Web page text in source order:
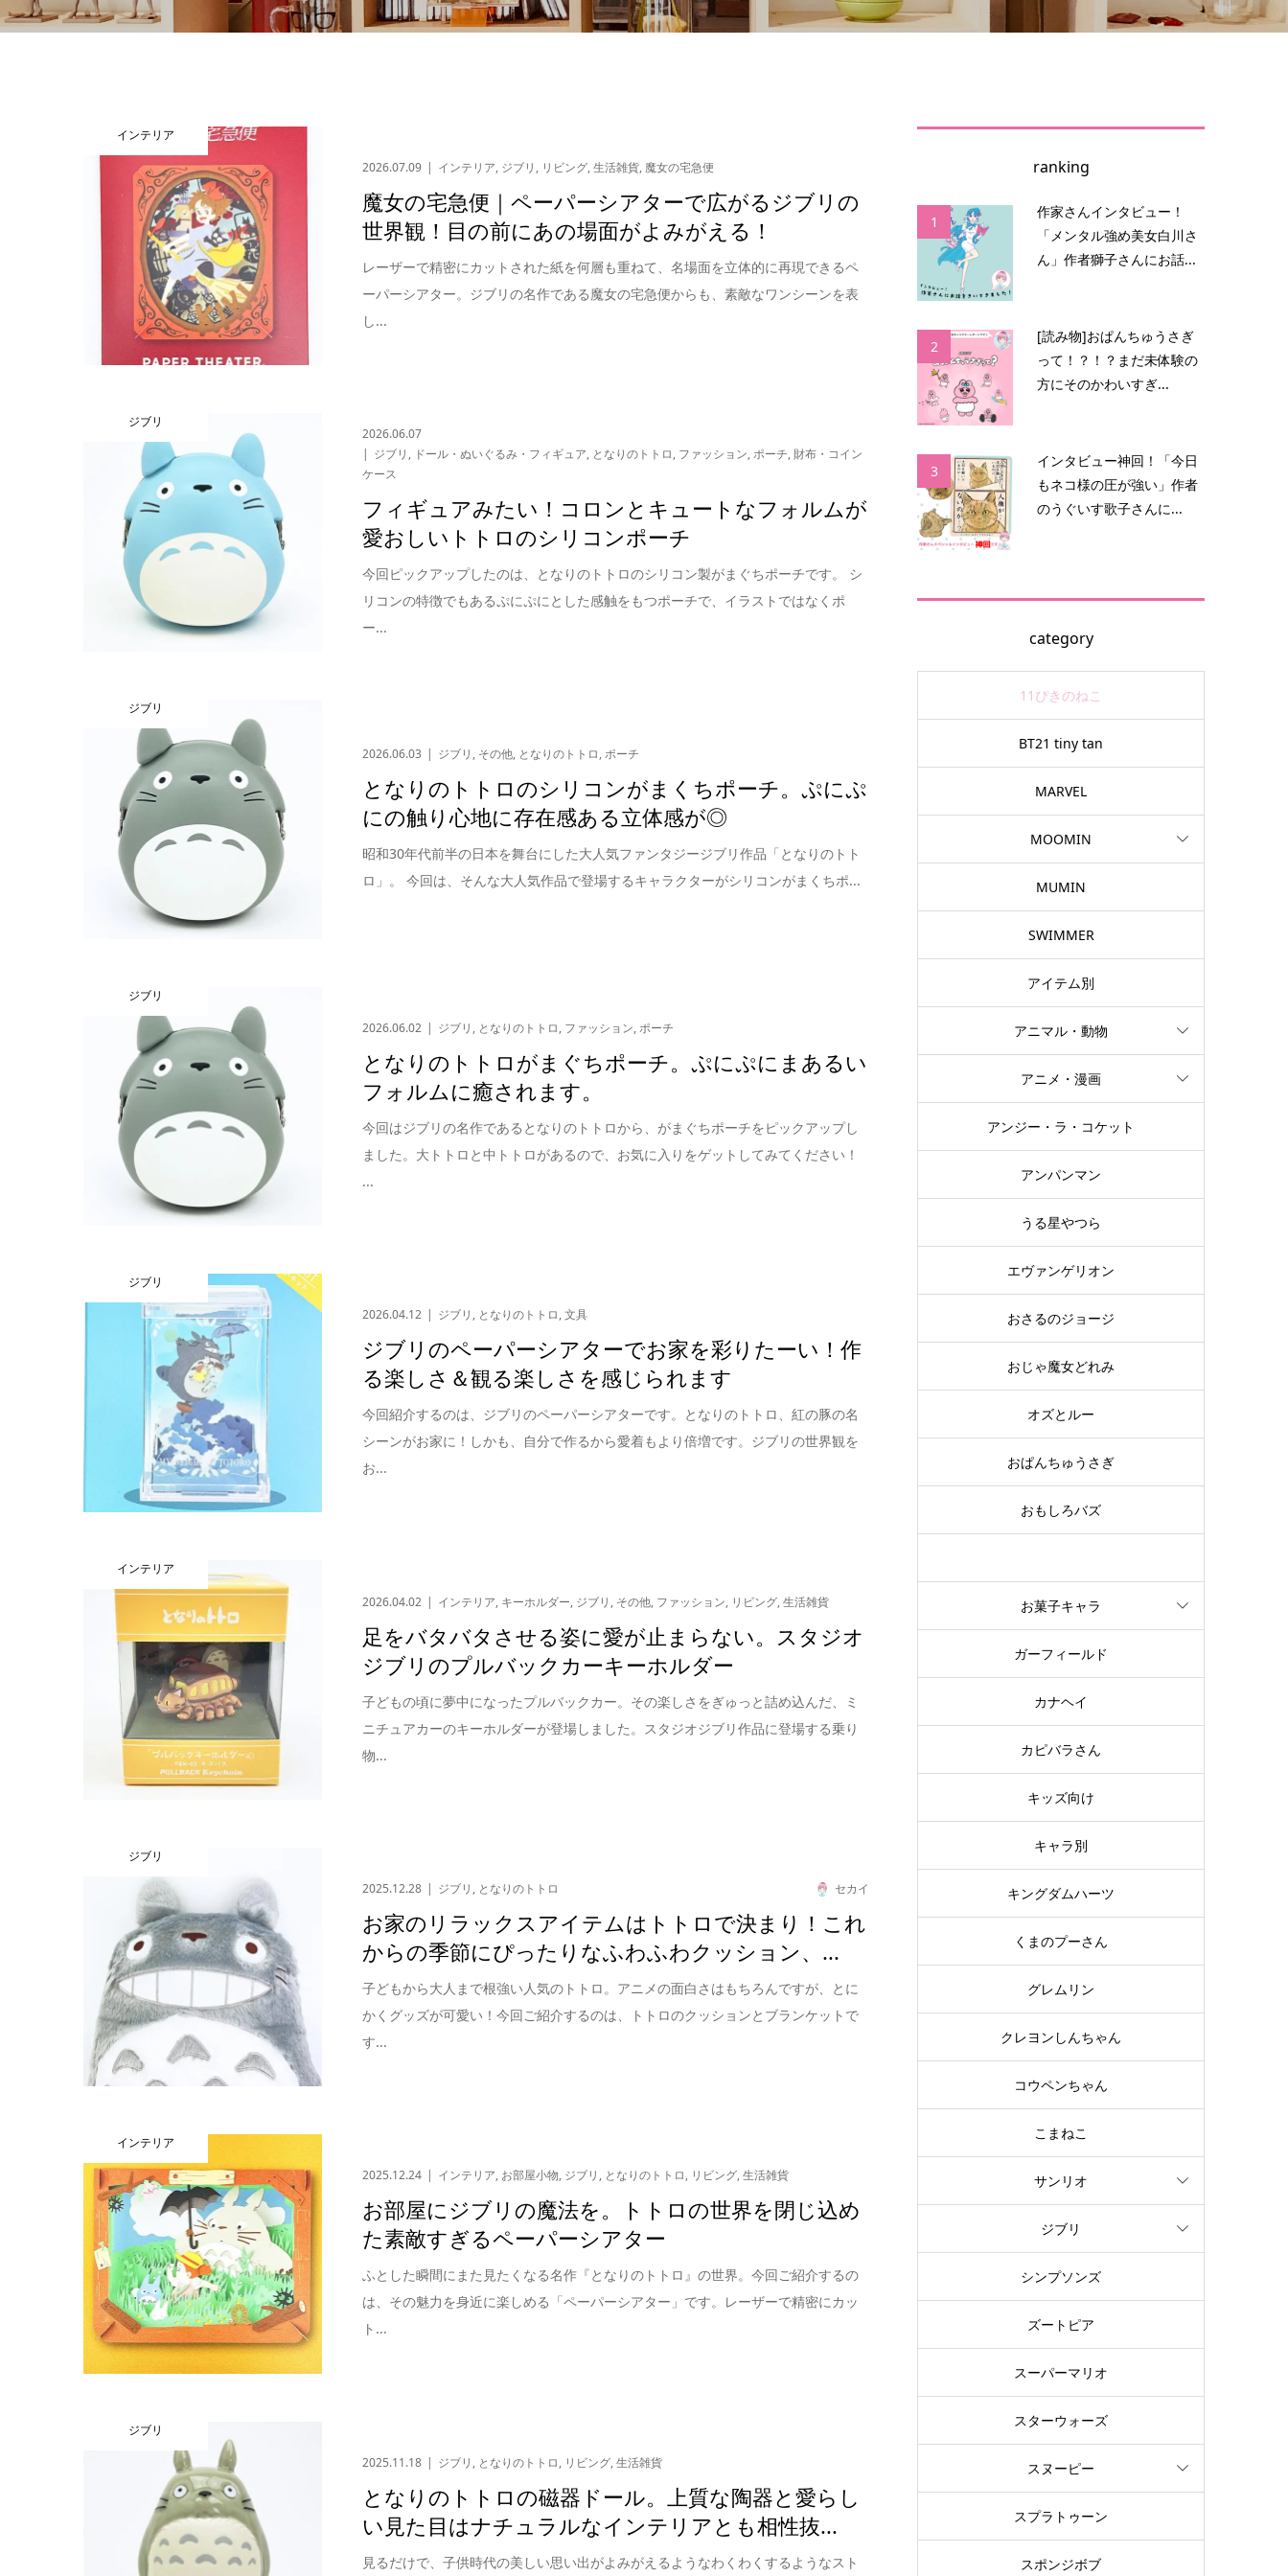
インテリア
2026.07.09 インテリア, ジブリ , リビング,生活雑貨, 魔女の宅急便
魔女の宅急便｜ペーパーシアターで広がるジブリの
世界観！目の前にあの場面がよみがえる！
レーザーで精密にカットされた紙を何層も重ねて、名場面を立体的に再現できるペ
ーパーシアター。ジブリの名作である魔女の宅急便からも、素敵なワンシーンを表
し...
ジブリ
2026.06.07
ジブリ , ドール・ぬいぐるみ・フィギュア, となりのトトロ, ファッション,ポーチ, 財布・コイン
ケース
フィギュアみたい！コロンとキュートなフォルムが
愛おしいトトロのシリコンポーチ
今回ピックアップしたのは、となりのトトロのシリコン製がまぐちポーチです。 シ
リコンの特徴でもあるぷにぷにとした感触をもつポーチで、イラストではなくポ
ー...
ジブリ
2026.06.03 ジブリ, その他, となりのトトロ,ポーチ
となりのトトロのシリコンがまくちポーチ。ぷにぷ
にの触り心地に存在感ある立体感が◎
昭和30年代前半の日本を舞台にした大人気ファンタジージブリ作品「となりのトト
ロ」。 今回は、そんな大人気作品で登場するキャラクターがシリコンがまくちポ...
ジブリ
2026.06.02 ジブリ , となりのトトロ, ファッション,ポーチ
となりのトトロがまぐちポーチ。ぷにぷにまあるい
フォルムに癒されます。
今回はジブリの名作であるとなりのトトロから、がまぐちポーチをピックアップし
ました。大トトロと中トトロがあるので、お気に入りをゲットしてみてください！
...
ジブリ
2026.04.12 ジブリ , となりのトトロ,文具
ジブリのペーパーシアターでお家を彩りたーい！作
る楽しさ＆観る楽しさを感じられます
今回紹介するのは、ジブリのペーパーシアターです。となりのトトロ、紅の豚の名
シーンがお家に！しかも、自分で作るから愛着もより倍増です。ジブリの世界観を
お...
インテリア
2026.04.02 インテリア, キーホルダー, ジブリ , その他, ファッション, リビング,生活雑貨
足をバタバタさせる姿に愛が止まらない。スタジオ
ジブリのプルバックカーキーホルダー
子どもの頃に夢中になったプルバックカー。その楽しさをぎゅっと詰め込んだ、ミ
ニチュアカーのキーホルダーが登場しました。スタジオジブリ作品に登場する乗り
物...
ジブリ
2025.12.28 ジブリ , となりのトトロ セカイ
お家のリラックスアイテムはトトロで決まり！これ
からの季節にぴったりなふわふわクッション、...
子どもから大人まで根強い人気のトトロ。アニメの面白さはもちろんですが、とに
かくグッズが可愛い！今回ご紹介するのは、トトロのクッションとブランケットで
す...
インテリア
2025.12.24 インテリア, お部屋小物, ジブリ, となりのトトロ, リビング,生活雑貨
お部屋にジブリの魔法を。トトロの世界を閉じ込め
た素敵すぎるペーパーシアター
ふとした瞬間にまた見たくなる名作『となりのトトロ』の世界。今回ご紹介するの
は、その魅力を身近に楽しめる「ペーパーシアター」です。レーザーで精密にカッ
ト...
ジブリ
2025.11.18 ジブリ , となりのトトロ, リビング,生活雑貨
となりのトトロの磁器ドール。上質な陶器と愛らし
い見た目はナチュラルなインテリアとも相性抜...
見るだけで、子供時代の美しい思い出がよみがえるようなわくわくするようなスト
ranking
1
作家さんインタビュー！
「メンタル強め美女白川さ
ん」作者獅子さんにお話...
2
[読み物]おぱんちゅうさぎ
って！？！？まだ未体験の
方にそのかわいすぎ...
3
インタビュー神回！「今日
もネコ様の圧が強い」作者
のうぐいす歌子さんに...
category
11ぴきのねこ
BT21 tiny tan
MARVEL
MOOMIN
MUMIN
SWIMMER
アイテム別
アニマル・動物
アニメ・漫画
アンジー・ラ・コケット
アンパンマン
うる星やつら
エヴァンゲリオン
おさるのジョージ
おじゃ魔女どれみ
オズとルー
おぱんちゅうさぎ
おもしろバズ
お菓子キャラ
ガーフィールド
カナヘイ
カピバラさん
キッズ向け
キャラ別
キングダムハーツ
くまのプーさん
グレムリン
クレヨンしんちゃん
コウペンちゃん
こまねこ
サンリオ
ジブリ
シンプソンズ
ズートピア
スーパーマリオ
スターウォーズ
スヌーピー
スプラトゥーン
スポンジボブ